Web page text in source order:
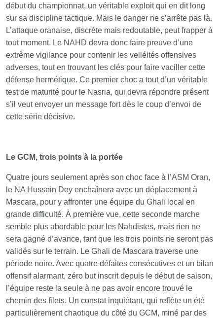
début du championnat, un véritable exploit qui en dit long
sur sa discipline tactique. Mais le danger ne s’arrête pas là.
L’attaque oranaise, discrète mais redoutable, peut frapper à
tout moment. Le NAHD devra donc faire preuve d’une
extrême vigilance pour contenir les velléités offensives
adverses, tout en trouvant les clés pour faire vaciller cette
défense hermétique. Ce premier choc a tout d’un véritable
test de maturité pour le Nasria, qui devra répondre présent
s’il veut envoyer un message fort dès le coup d’envoi de
cette série décisive.
Le GCM, trois points à la portée
Quatre jours seulement après son choc face à l’ASM Oran,
le NA Hussein Dey enchaînera avec un déplacement à
Mascara, pour y affronter une équipe du Ghali local en
grande difficulté. À première vue, cette seconde marche
semble plus abordable pour les Nahdistes, mais rien ne
sera gagné d’avance, tant que les trois points ne seront pas
validés sur le terrain. Le Ghali de Mascara traverse une
période noire. Avec quatre défaites consécutives et un bilan
offensif alarmant, zéro but inscrit depuis le début de saison,
l’équipe reste la seule à ne pas avoir encore trouvé le
chemin des filets. Un constat inquiétant, qui reflète un été
particulièrement chaotique du côté du GCM, miné par des